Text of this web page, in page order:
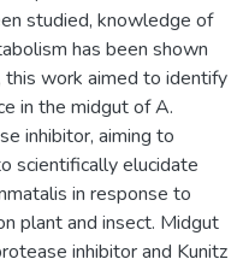
studied, knowledge of
has been shown
work aimed to identify
in the midgut of A.
inhibitor, aiming to
scientifically elucidate
in response to
plant and insect. Midgut
inhibitor and Kunitz